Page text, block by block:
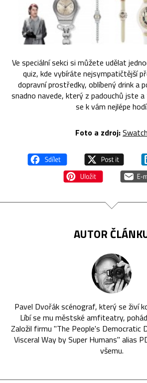
Ve speciální sekci si můžete udělat
quiz, kde vybíráte nejsympatičtější
dopravní prostředky, oblíbený drink a
snadno navede, který z padouchů jste
se k vám nejlépe hodí.
Foto a zdroj:Swatch
AUTOR
Pavel Dvořák scénograf, který se živí
Líbí se mu městské amfiteatry,
Založil firmu "The People's Democratic
Visceral Way by Super Humans" alias
všemu.